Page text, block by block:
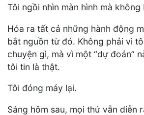
Tôi ngồi nhìn màn hình mà
Hóa ra tất cả những hành động
bắt nguồn từ đó. Không phải vì
chuyện gì, mà vì một “dự đoán”
tôi tin là thật.
Tôi đóng máy lại.
Sáng hôm sau, mọi thứ vẫn diễn